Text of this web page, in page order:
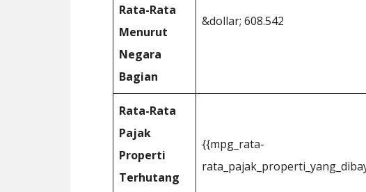
Rata-Rata
Menurut
Negara
Bagian
&dollar; 608.542
Rata-Rata
Pajak
Properti
Terhutang
{{mpg_rata-